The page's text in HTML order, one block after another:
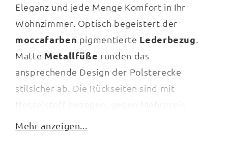
Eleganz und jede Menge Komfort in Ihr
Wohnzimmer. Optisch begeistert der
moccafarben pigmentierte Lederbezug.
Matte Metallfüße runden das
ansprechende Design der Polsterecke
stilsicher ab. Die Rückseiten sind mit
Nesselstoff bezogen, gegen Mehrpreis
allerdings auch im Originalbezug lieferbar.
Mehr anzeigen...